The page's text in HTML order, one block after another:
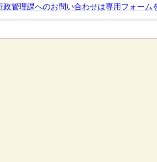
管理課へのお問い合わせは専用フォーム